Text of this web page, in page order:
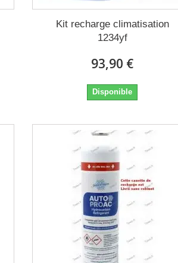
Kit recharge climatisation
1234yf
93,90 €
Disponible